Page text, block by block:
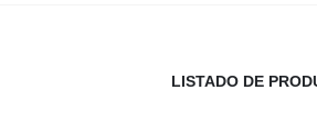
LISTADO DE